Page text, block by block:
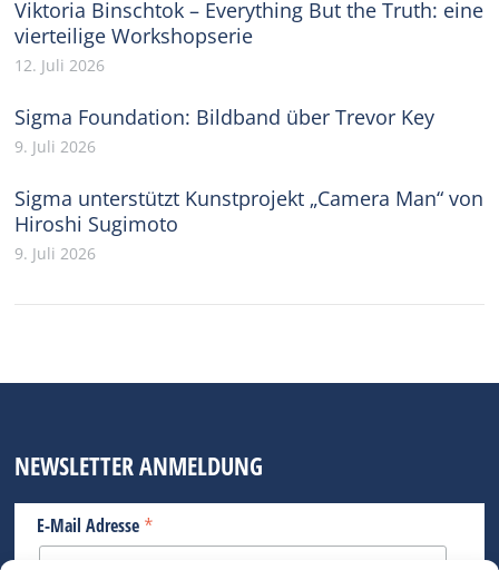
Viktoria Binschtok – Everything But the Truth: eine
vierteilige Workshopserie
12. Juli 2026
Sigma Foundation: Bildband über Trevor Key
9. Juli 2026
Sigma unterstützt Kunstprojekt „Camera Man“ von
Hiroshi Sugimoto
9. Juli 2026
NEWSLETTER ANMELDUNG
E-Mail Adresse *